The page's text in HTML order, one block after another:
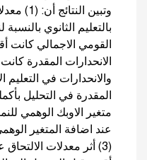
وتبين
بالتعليم الثانوي
القومي الاجمالي كانت
الانحدارات المقدرة
المقدرة في التحليل
متغير الاوبك الوهمي
عند اضافة المتغير
(3) أثر معدلات